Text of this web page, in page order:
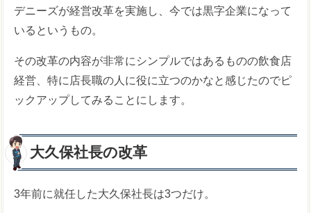
デニーズが経営改革を実施し、今では黒字企業になって
いるというもの。
その改革の内容が非常にシンプルではあるものの飲食店
経営、特に店長職の人に役に立つのかなと感じたのでピ
ックアップしてみることにします。
大久保社長の改革
3年前に就任した大久保社長は3つだけ。